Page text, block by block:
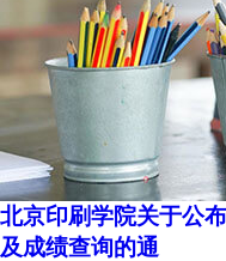
北京印刷学院关于公
及成绩查询的通